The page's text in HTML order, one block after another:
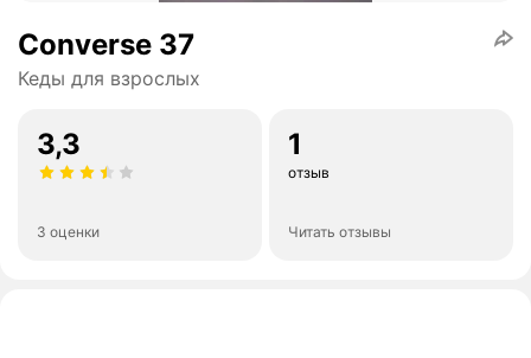
Converse 37
Кеды для взрослых
3,3
3 оценки
1
отзыв
Читать отзывы